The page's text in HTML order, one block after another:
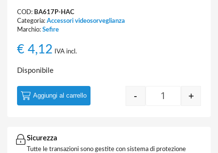
COD: BA617P-HAC
Categoria: Accessori videosorveglianza
Marchio: Sefire
€ 4,12 IVA incl.
Disponibile
Coppia Video
- +
Aggiungi al carrello
Sicurezza
Tutte le transazioni sono gestite con sistema di protezione